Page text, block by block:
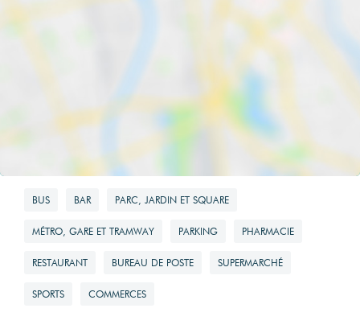
BUS BAR PARC, JARDIN ET SQUARE
MÉTRO, GARE ET TRAMWAY PARKING PHARMACIE
RESTAURANT BUREAU DE POSTE SUPERMARCHÉ
SPORTS COMMERCES